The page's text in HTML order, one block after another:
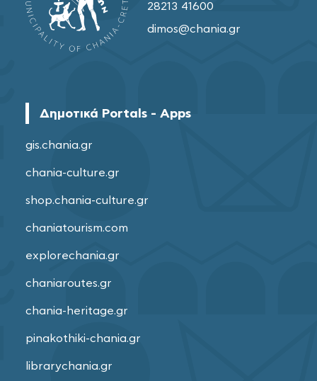
28213 41600
dimos@chania.gr
Δημοτικά Portals - Apps
gis.chania.gr
chania-culture.gr
shop.chania-culture.gr
chaniatourism.com
explorechania.gr
chaniaroutes.gr
chania-heritage.gr
pinakothiki-chania.gr
librarychania.gr